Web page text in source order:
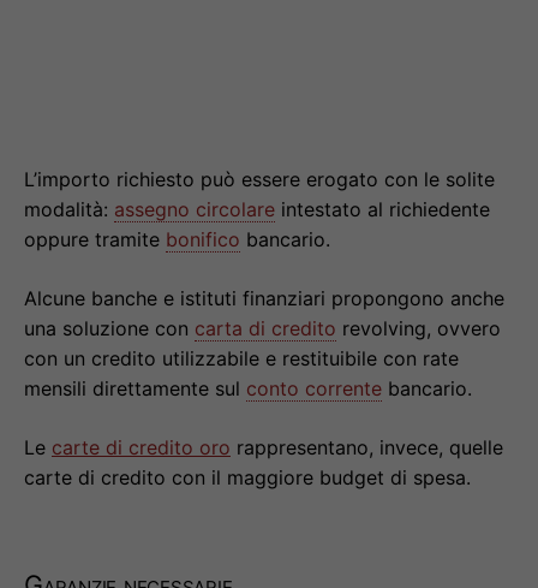
L’importo richiesto può essere erogato con le solite
modalità: assegno circolare intestato al richiedente
oppure tramite bonifico bancario.
Alcune banche e istituti finanziari propongono anche
una soluzione con carta di credito revolving, ovvero
con un credito utilizzabile e restituibile con rate
mensili direttamente sul conto corrente bancario.
Le carte di credito oro rappresentano, invece, quelle
carte di credito con il maggiore budget di spesa.